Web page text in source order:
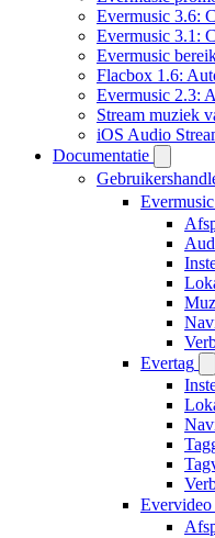
Evermusic 3.6:
Evermusic 3.1:
Evermusic
Flacbox 1.6:
Evermusic 2.3:
Stream muziek
iOS Audio
Documentatie
Evermusic
Evertag
Evervideo